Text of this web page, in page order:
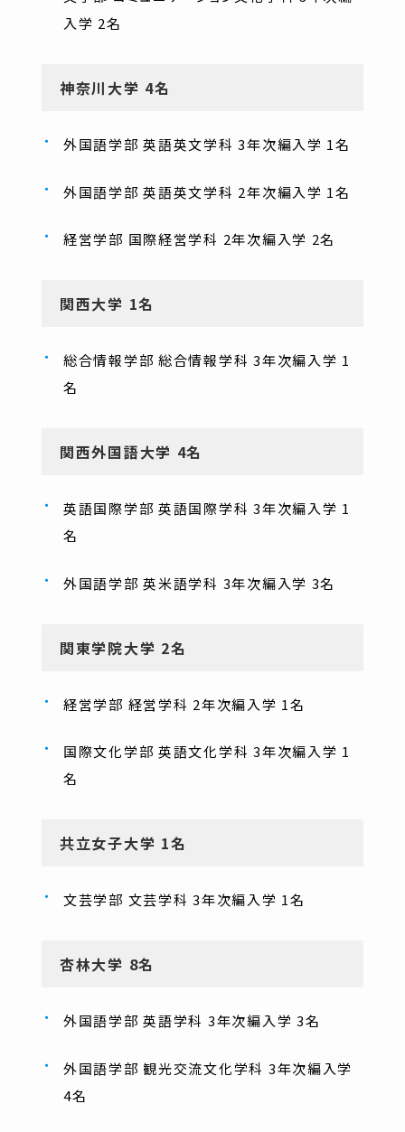
入学 2名
神奈川大学 4名
外国語学部 英語英文学科 3年次編入学 1名
外国語学部 英語英文学科 2年次編入学 1名
経営学部 国際経営学科 2年次編入学 2名
関西大学 1名
総合情報学部 総合情報学科 3年次編入学 1
名
関西外国語大学 4名
英語国際学部 英語国際学科 3年次編入学 1
名
外国語学部 英米語学科 3年次編入学 3名
関東学院大学 2名
経営学部 経営学科 2年次編入学 1名
国際文化学部 英語文化学科 3年次編入学 1
名
共立女子大学 1名
文芸学部 文芸学科 3年次編入学 1名
杏林大学 8名
外国語学部 英語学科 3年次編入学 3名
外国語学部 観光交流文化学科 3年次編入学
4名